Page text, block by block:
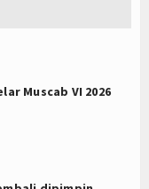
Muscab VI 2026